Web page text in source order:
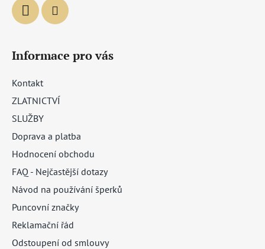
Informace pro vás
Kontakt
ZLATNICTVÍ
SLUŽBY
Doprava a platba
Hodnocení obchodu
FAQ - Nejčastější dotazy
Návod na používání šperků
Puncovní značky
Reklamační řád
Odstoupení od smlouvy